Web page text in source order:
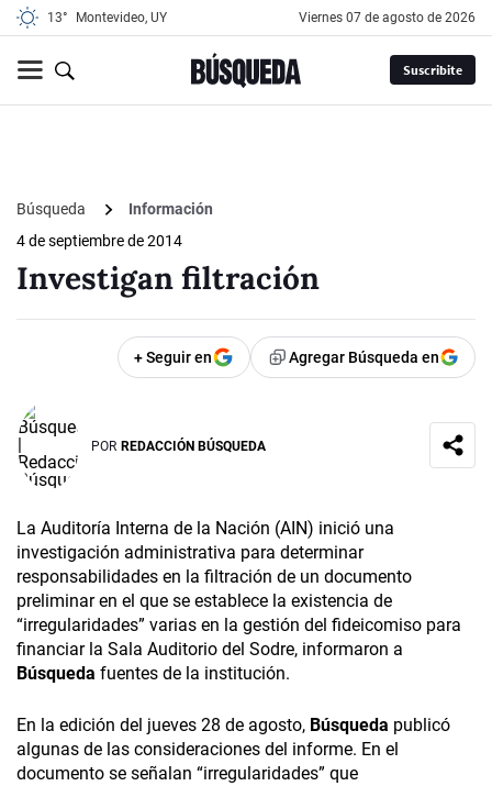
13° Montevideo, UY viernes 07 de agosto de 2026
Suscribite
Búsqueda
Información
4 de septiembre de 2014
Investigan filtración
+ Seguir en Agregar Búsqueda en
POR REDACCIÓN BÚSQUEDA
La Auditoría Interna de la Nación (AIN) inició una
investigación administrativa para determinar
responsabilidades en la filtración de un documento
preliminar en el que se establece la existencia de
“irregularidades” varias en la gestión del fideicomiso para
financiar la Sala Auditorio del Sodre, informaron a
Búsqueda fuentes de la institución.
En la edición del jueves 28 de agosto, Búsqueda publicó
algunas de las consideraciones del informe. En el
documento se señalan “irregularidades” que